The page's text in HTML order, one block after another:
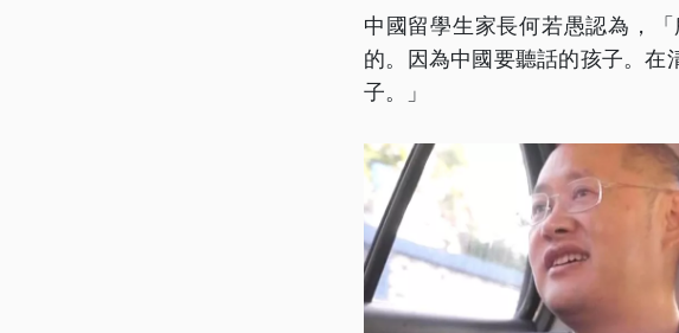
中國留學生家長何若愚認為，
的。因為中國要聽話的孩子。在
子。」